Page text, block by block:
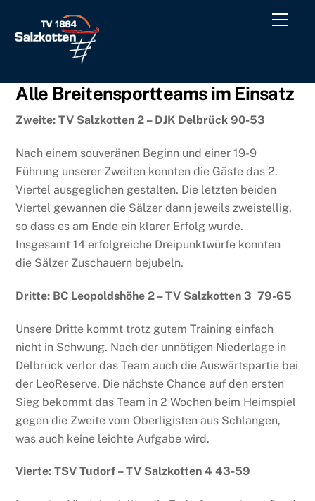
content
Menu
Alle Breitensportteams im Einsatz
Zweite: TV Salzkotten 2 – DJK Delbrück 90-53
Nach einem souveränen Beginn und einer 19-9
Führung unserer Zweiten konnten die Gäste das 2.
Viertel ausgeglichen gestalten. Die letzten beiden
Viertel gewannen die Sälzer dann jeweils zweistellig,
so dass es am Ende ein klarer Erfolg wurde.
Insgesamt 14 erfolgreiche Dreipunktwürfe konnten
die Sälzer Zuschauern bejubeln.
Dritte: BC Leopoldshöhe 2 – TV Salzkotten 3 79-65
Unsere Dritte kommt trotz gutem Training einfach
nicht in Schwung. Nach der unnötigen Niederlage in
Delbrück verlor das Team auch die Auswärtspartie bei
der LeoReserve. Die nächste Chance auf den ersten
Sieg bekommt das Team in 2 Wochen beim Heimspiel
gegen die Zweite vom Oberligisten aus Schlangen,
was auch keine leichte Aufgabe wird.
Vierte: TSV Tudorf – TV Salzkotten 4 43-59